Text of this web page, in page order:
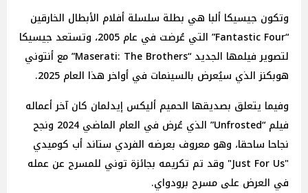
وتكون جيسيكا ألبا هي بطلة سلسلة أفلام الأبطال الخارقين
“Fantastic Four” التي عُرضت في عام 2005، وتستعد جيسيكا
لتصوير فيلمها الجديد “Maserati: The Brothers” مع أنتوني
هوبكنز الذي سيُعرض بالسينمات في أواخر هذا العام 2025.
وفيما يتعلق بصديقها الحميم أليكس إيدلمان كان آخر أعماله
فيلم “Unfrosted” الذي عُرض في العام الماضي 2024 ونجح
نجاحا ساحقا، وهو معروف بعرضه الفردي ستاند أب كوميدي
"Just For Us" وقد تم تكريمه بجائزة توني للمسرح عن عمله
في العرض على مسرح برودواي.